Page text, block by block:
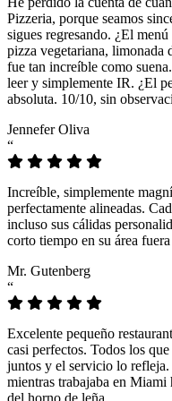
Pizzeria, porque seamos
sigues regresando. ¿El
pizza vegetariana, limonada
fue tan increíble como
leer y simplemente IR. ¿El
absoluta. 10/10, sin
Jennefer Oliva
“
Increíble, simplemente
perfectamente alineadas.
incluso sus cálidas
corto tiempo en su área
Mr. Gutenberg
“
Excelente pequeño
casi perfectos. Todos los
juntos y el servicio lo
mientras trabajaba en
del horno de leña.